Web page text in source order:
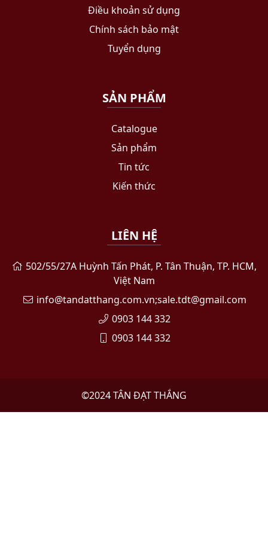
Điều khoản sử dụng
Chính sách bảo mật
Tuyển dụng
SẢN PHẨM
Catalogue
Sản phẩm
Tin tức
Kiến thức
LIÊN HỆ
502/55/27A Huỳnh Tấn Phát, P. Tân Thuận, TP. HCM,
Việt Nam
info@tandatthang.com.vn;sale.tdt@gmail.com
0903 144 332
0903 144 332
©2024TÂN ĐẠT THẮNG